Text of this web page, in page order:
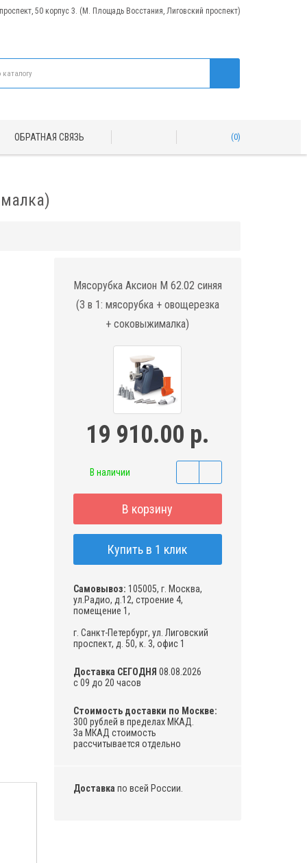
50 корпус 3. (М. Площадь Восстания, Лиговский проспект)
ОБРАТНАЯ СВЯЗЬ 0
Мясорубка Аксион М 62.02 синяя
(3 в 1: мясорубка + овощерезка
+ соковыжималка)
19 910.00 р.
В наличии
В корзину
Купить в 1 клик
Самовывоз: 105005, г. Москва,
ул.Радио, д.12, строение 4,
помещение 1,
г. Санкт-Петербург, ул. Лиговский
проспект, д. 50, к. 3, офис 1
Доставка СЕГОДНЯ 08.08.2026
с 09 до 20 часов
Стоимость доставки по Москве:
300 рублей в пределах МКАД.
За МКАД стоимость
рассчитывается отдельно
Доставка по всей России.